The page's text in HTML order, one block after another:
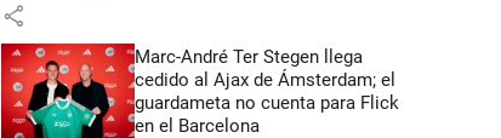
share
Marc-André Ter Stegen llega
cedido al Ajax de Ámsterdam; el
guardameta no cuenta para Flick
en el Barcelona